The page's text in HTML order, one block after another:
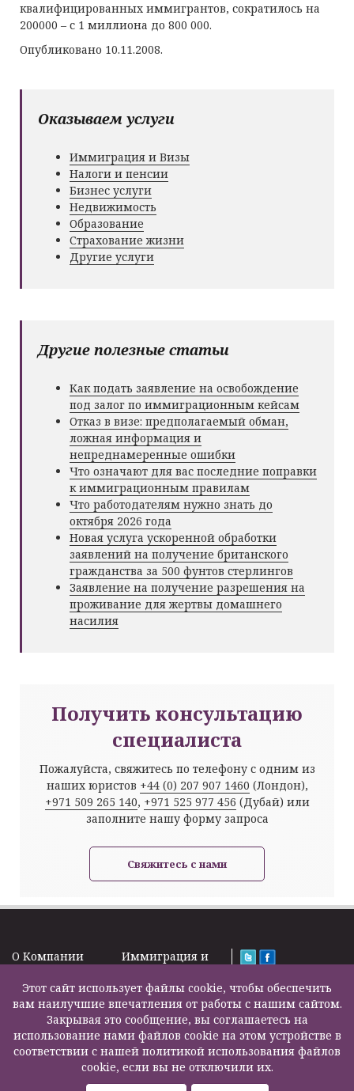
квалифицированных иммигрантов, сократилось на
200000 – с 1 миллиона до 800 000.
Опубликовано 10.11.2008.
Оказываем услуги
Иммиграция и Визы
Налоги и пенсии
Бизнес услуги
Недвижимость
Образование
Страхование жизни
Другие услуги
Другие полезные статьи
Как подать заявление на освобождение
под залог по иммиграционным кейсам
Отказ в визе: предполагаемый обман,
ложная информация и
непреднамеренные ошибки
Что означают для вас последние поправки
к иммиграционным правилам
Что работодателям нужно знать до
октября 2026 года
Новая услуга ускоренной обработки
заявлений на получение британского
гражданства за 500 фунтов стерлингов
Заявление на получение разрешения на
проживание для жертвы домашнего
насилия
Получить консультацию
специалиста
Пожалуйста, свяжитесь по телефону с одним из
наших юристов +44 (0) 207 907 1460 (Лондон),
+971 509 265 140, +971 525 977 456 (Дубай) или
заполните нашу форму запроса
Свяжитесь с нами
O Kомпании
Подписка на
новости
Задать вопрос
Карта сайта
Контакты
Иммиграция и
Налоги и пенсии
Бизнес услуги
Недвижимость
Образование
Страхование
жизни
Другие услуги
2000 – 2026©
F200500002
Этот сайт использует файлы cookie, чтобы обеспечить
вам наилучшие впечатления от работы с нашим сайтом.
Закрывая это сообщение, вы соглашаетесь на
использование нами файлов cookie на этом устройстве в
соответствии с нашей политикой использования файлов
cookie, если вы не отключили их.